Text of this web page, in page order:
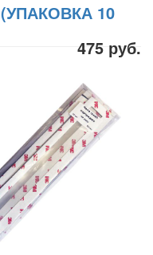
(УПАКОВКА 10
475 руб.